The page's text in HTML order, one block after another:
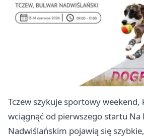
Tczew szykuje sportowy
wciągnąć od pierwszego startu Na
Nadwiślańskim pojawią się